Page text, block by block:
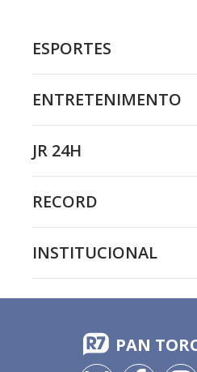
ESPORTES
ENTRETENIMENTO
JR 24H
RECORD
INSTITUCIONAL
PAN